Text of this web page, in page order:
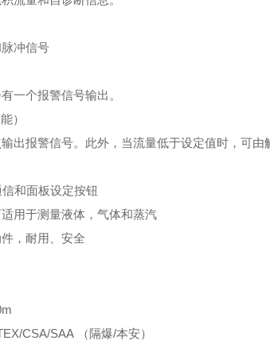
冲信号
一个报警信号输出。
）
出报警信号。此外，当流量低于设定值时，可由
和面板设定按钮
用于测量液体，气体和蒸汽
，耐用、安全
CSA/SAA （隔爆/本安）